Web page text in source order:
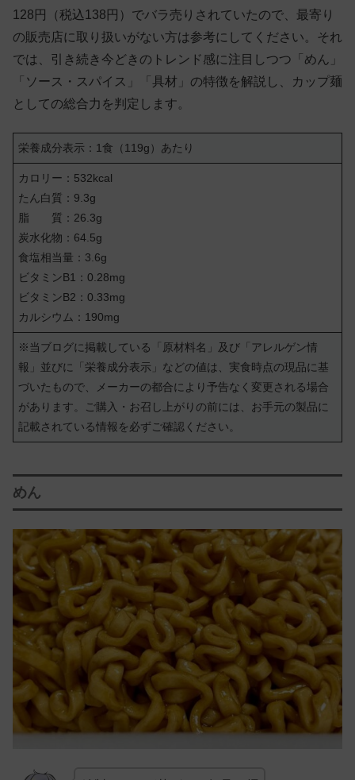
128円（税込138円）でバラ売りされていたので、最寄り
の販売店に取り扱いがない方は参考にしてください。それ
では、引き続き今どきのトレンド感に注目しつつ「めん」
「ソース・スパイス」「具材」の特徴を解説し、カップ麺
としての総合力を判定します。
栄養成分表示：1食（119g）あたり
カロリー：532kcal
たん白質：9.3g
脂 質：26.3g
炭水化物：64.5g
食塩相当量：3.6g
ビタミンB1：0.28mg
ビタミンB2：0.33mg
カルシウム：190mg
※当ブログに掲載している「原材料名」及び「アレルゲン情
報」並びに「栄養成分表示」などの値は、実食時点の現品に基
づいたもので、メーカーの都合により予告なく変更される場合
があります。ご購入・お召し上がりの前には、お手元の製品に
記載されている情報を必ずご確認ください。
めん